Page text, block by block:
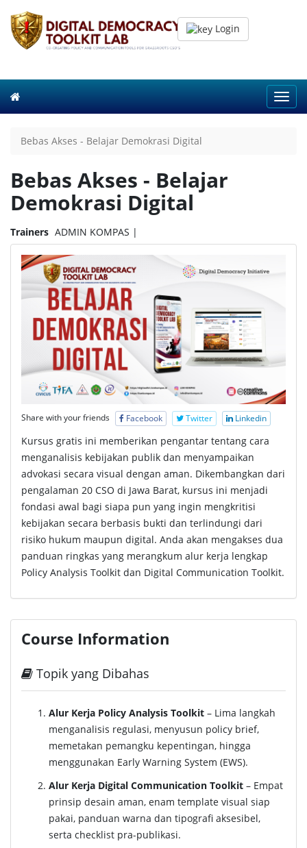
Login
Bebas Akses - Belajar Demokrasi Digital
Bebas Akses - Belajar
Demokrasi Digital
Trainers ADMIN KOMPAS |
Share with your friends Facebook Twitter Linkedin
Kursus gratis ini memberikan pengantar tentang cara
menganalisis kebijakan publik dan menyampaikan
advokasi secara visual dengan aman. Dikembangkan dari
pengalaman 20 CSO di Jawa Barat, kursus ini menjadi
fondasi awal bagi siapa pun yang ingin mengkritisi
kebijakan secara berbasis bukti dan terlindungi dari
risiko hukum maupun digital. Anda akan mengakses dua
panduan ringkas yang merangkum alur kerja lengkap
Policy Analysis Toolkit dan Digital Communication Toolkit.
Course Information
Topik yang Dibahas
Alur Kerja Policy Analysis Toolkit – Lima langkah
menganalisis regulasi, menyusun policy brief,
memetakan pemangku kepentingan, hingga
menggunakan Early Warning System (EWS).
Alur Kerja Digital Communication Toolkit – Empat
prinsip desain aman, enam template visual siap
pakai, panduan warna dan tipografi aksesibel,
serta checklist pra-publikasi.